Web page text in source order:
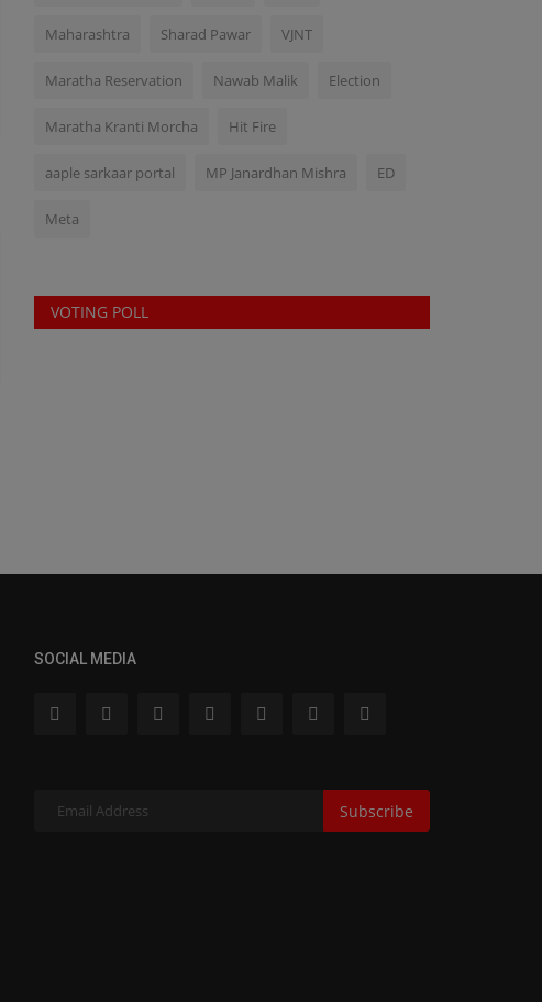
Maharashtra Sharad Pawar VJNT
Maratha Reservation Nawab Malik Election
Maratha Kranti Morcha Hit Fire
aaple sarkaar portal MP Janardhan Mishra ED
Meta
VOTING POLL
SOCIAL MEDIA
Subscribe